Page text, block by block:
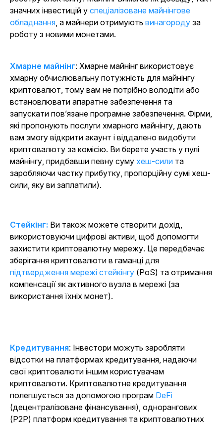
значних інвестицій у спеціалізоване майнінгове
обладнання, а майнери отримують винагороду за
роботу з новими монетами.
Хмарне майнінг: Хмарне майнінг використовує
хмарну обчислювальну потужність для майнінгу
криптовалют, тому вам не потрібно володіти або
встановлювати апаратне забезпечення та
запускати пов’язане програмне забезпечення. Фірми,
які пропонують послуги хмарного майнінгу, дають
вам змогу відкрити акаунт і віддалено видобути
криптовалюту за комісію. Ви берете участь у пулі
майнінгу, придбавши певну суму хеш-сили та
заробляючи частку прибутку, пропорційну сумі хеш-
сили, яку ви заплатили).
Стейкінг: Ви також можете створити дохід,
використовуючи цифрові активи, щоб допомогти
захистити криптовалютну мережу. Це передбачає
зберігання криптовалюти в гаманці для
підтвердження мережі стейкінгу (PoS) та отримання
компенсації як активного вузла в мережі (за
використання їхніх монет).
Кредитування: Інвестори можуть заробляти
відсотки на платформах кредитування, надаючи
свої криптовалюти іншим користувачам
криптовалюти. Криптовалютне кредитування
полегшується за допомогою програм DeFi
(децентралізоване фінансування), однорангових
(P2P) платформ кредитування та криптовалютних